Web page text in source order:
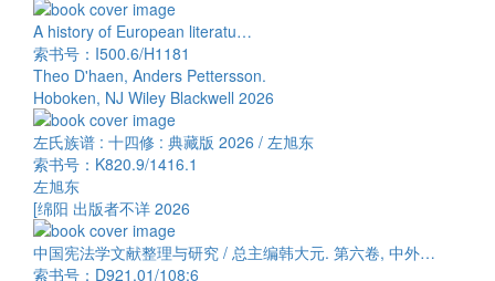
A history of European literatu…
索书号：I500.6/H1181
Theo D'haen, Anders Pettersson.
Hoboken, NJ Wiley Blackwell 2026
左氏族谱 : 十四修 : 典藏版 2026 / 左旭东
索书号：K820.9/1416.1
左旭东
[绵阳 出版者不详 2026
中国宪法学文献整理与研究 / 总主编韩大元. 第六卷, 中外…
索书号：D921.01/108:6